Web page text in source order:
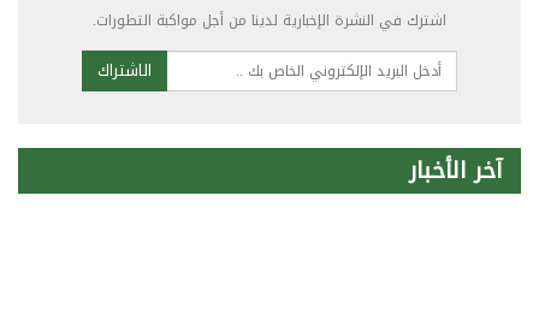
اشترك في النشرة الإخبارية لدينا من أجل مواكبة التطورات.
الاشتراك
آخر الأخبار